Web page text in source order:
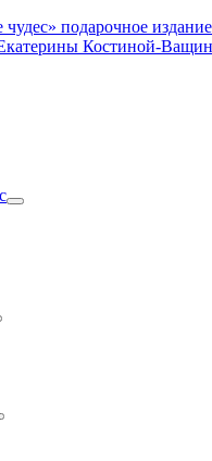
подарочное издание
Костиной-